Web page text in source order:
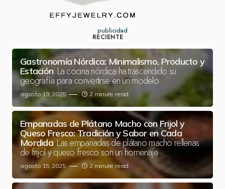
publicidad
RECIENTE
Gastronomía Nórdica: Minimalismo, Producto y
Estación La cocina nórdica ha trascendido su
geografía para convertirse en un modelo
agosto 19, 2025 2 minute read
Empanadas de Plátano Macho con Frijol y
Queso Fresco: Tradición y Sabor en Cada
Mordida Las empanadas de plátano macho rellenas
de frijol y queso fresco son un homenaje
agosto 15, 2025 2 minute read